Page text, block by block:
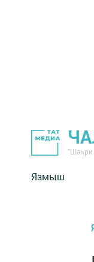
"Шәһри
Язмыш